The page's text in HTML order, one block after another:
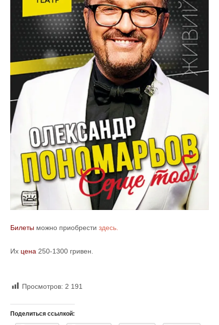
Билетыможно приобрести здесь.
Их цена 250-1300 гривен.
Просмотров: 2 191
Поделиться ссылкой: